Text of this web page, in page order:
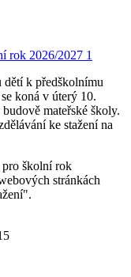
dětí k předškolnímu
koná v úterý 10.
mateřské školy.
ke stažení na
školní rok
stránkách